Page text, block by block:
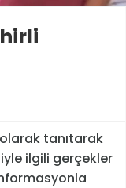
tanıtarak
ilgili gerçekler